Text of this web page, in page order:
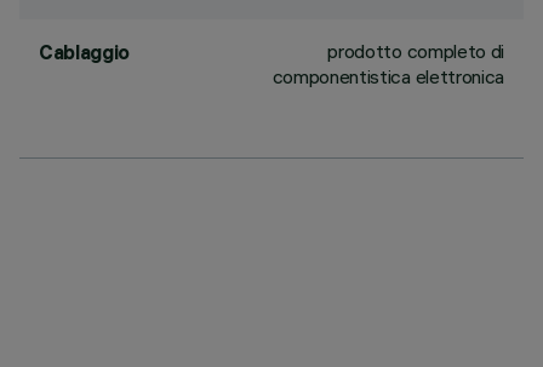
Cablaggio
prodotto completo di
componentistica elettronica